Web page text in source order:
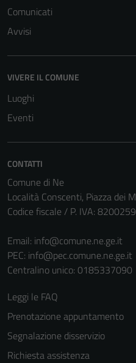
Comunicati
Avvisi
VIVERE IL COMUNE
Luoghi
Eventi
CONTATTI
Comune di Ne
Località Conscenti, Piazza dei
Codice fiscale / P. IVA:
Email: info@comune.ne.ge.it
PEC: info@pec.comune.ne.ge.it
Centralino unico: 0185337090
Leggi le FAQ
Prenotazione appuntamento
Segnalazione disservizio
Richiesta assistenza